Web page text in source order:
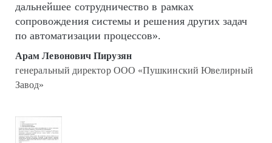
дальнейшее сотрудничество в рамках
сопровождения системы и решения других задач
по автоматизации процессов».
Арам Левонович Пирузян
генеральный директор ООО «Пушкинский Ювелирный
Завод»